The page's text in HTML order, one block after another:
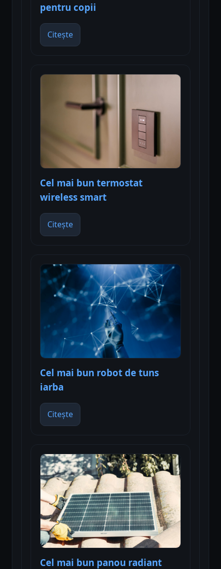
pentru copii
Citește
Cel mai bun termostat
wireless smart
Citește
Cel mai bun robot de tuns
iarba
Citește
Cel mai bun panou radiant